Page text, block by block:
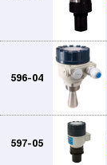
596-04
597-05